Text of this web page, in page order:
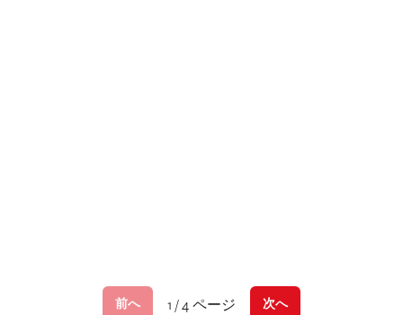
前へ 1 / 4 ページ 次へ